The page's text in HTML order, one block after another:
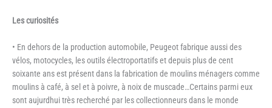
Les curiosités
• En dehors de la production automobile, Peugeot fabrique aussi des
vélos, motocycles, les outils électroportatifs et depuis plus de cent
soixante ans est présent dans la fabrication de moulins ménagers comme
moulins à café, à sel et à poivre, à noix de muscade…Certains parmi eux
sont aujurdhui très recherché par les collectionneurs dans le monde